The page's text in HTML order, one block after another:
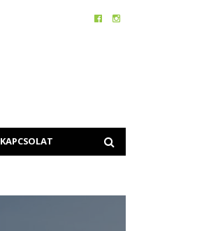
KAPCSOLAT